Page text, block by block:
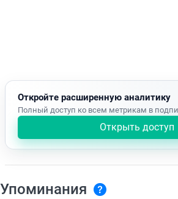
Откройте расширенную аналитику
Полный доступ ко всем метрикам в
Открыть доступ
Упоминания